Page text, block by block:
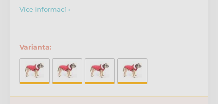
Více informací ›
Varianta: